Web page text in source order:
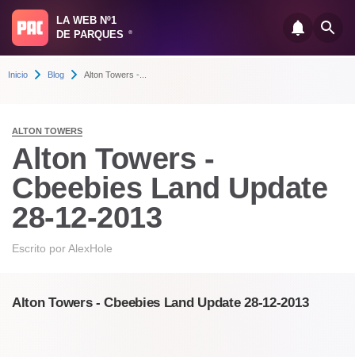
LA WEB Nº1
DE PARQUES
®
Inicio Blog Alton Towers -...
ALTON TOWERS
Alton Towers -
Cbeebies Land Update
28-12-2013
Escrito porAlexHole
Alton Towers - Cbeebies Land Update 28-12-2013